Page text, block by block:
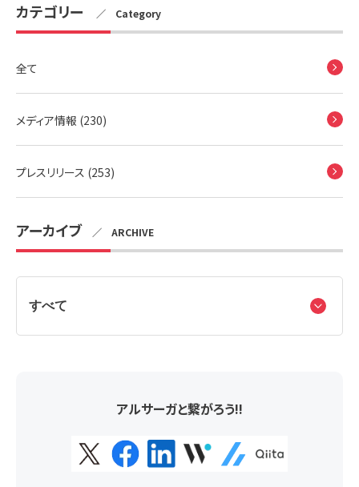
カテゴリー ／ Category
全て
メディア情報 (230)
プレスリリース (253)
アーカイブ ／ ARCHIVE
アルサーガと繋がろう!!